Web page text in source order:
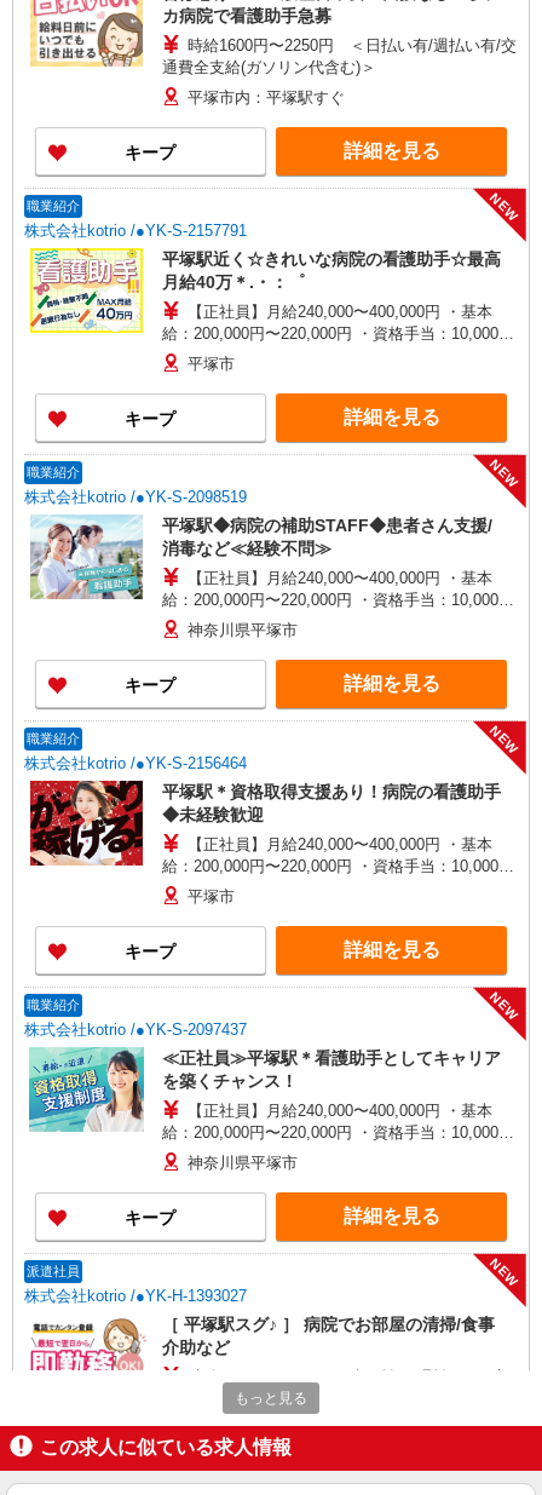
カ病院で看護助手急募
時給1600円〜2250円 ＜日払い有/週払い有/交
通費全支給(ガソリン代含む)＞
平塚市内：平塚駅すぐ
キープ 詳細を見る
職業紹介
株式会社kotrio /●YK-S-2157791
NEW
平塚駅近く☆きれいな病院の看護助手☆最高
月給40万＊.・：゜
【正社員】月給240,000〜400,000円 ・基本
給：200,000円〜220,000円 ・資格手当：10,000〜
30,000円 ・役職手当：10,000〜70,000円 ・処遇改
善手当：20,000〜60,000円（勤続年数、保有資格
により変動） ・固定残業手当：20,000円（10時
間） ※固定残業時間を超過する場合には超過勤務
手当として別途支給 ・夜勤手当：10,000円/1回
歓迎 ・認知症介護基礎研修 ・初任者研修 ・実務
者研修 ・介護福祉士 など
平塚市
キープ 詳細を見る
職業紹介
株式会社kotrio /●YK-S-2098519
NEW
平塚駅◆病院の補助STAFF◆患者さん支援/
消毒など≪経験不問≫
【正社員】月給240,000〜400,000円 ・基本
給：200,000円〜220,000円 ・資格手当：10,000〜
30,000円 ・役職手当：10,000〜70,000円 ・処遇改
善手当：20,000〜60,000円（勤続年数、保有資格
により変動） ・固定残業手当：20,000円（10時
間） ※固定残業時間を超過する場合には超過勤務
手当として別途支給 ・夜勤手当：10,000円/1回
歓迎 ・認知症介護基礎研修 ・初任者研修 ・実務
者研修 ・介護福祉士 など
神奈川県平塚市
キープ 詳細を見る
職業紹介
株式会社kotrio /●YK-S-2156464
NEW
平塚駅＊資格取得支援あり！病院の看護助手
◆未経験歓迎
【正社員】月給240,000〜400,000円 ・基本
給：200,000円〜220,000円 ・資格手当：10,000〜
30,000円 ・役職手当：10,000〜70,000円 ・処遇改
善手当：20,000〜60,000円（勤続年数、保有資格
により変動） ・固定残業手当：20,000円（10時
間） ※固定残業時間を超過する場合には超過勤務
手当として別途支給 ・夜勤手当：10,000円/1回
歓迎 ・認知症介護基礎研修 ・初任者研修 ・実務
者研修 ・介護福祉士 など
平塚市
キープ 詳細を見る
職業紹介
株式会社kotrio /●YK-S-2097437
NEW
≪正社員≫平塚駅＊看護助手としてキャリア
を築くチャンス！
【正社員】月給240,000〜400,000円 ・基本
給：200,000円〜220,000円 ・資格手当：10,000〜
30,000円 ・役職手当：10,000〜70,000円 ・処遇改
善手当：20,000〜60,000円（勤続年数、保有資格
により変動） ・固定残業手当：20,000円（10時
間） ※固定残業時間を超過する場合には超過勤務
手当として別途支給 ・夜勤手当：10,000円/1回
歓迎 ・認知症介護基礎研修 ・初任者研修 ・実務
者研修 ・介護福祉士 など
神奈川県平塚市
キープ 詳細を見る
派遣社員
株式会社kotrio /●YK-H-1393027
NEW
［ 平塚駅スグ♪ ］ 病院でお部屋の清掃/食事
介助など
通費全支給（ガソリン代含む）◆
平塚市内：平塚駅すぐ
キープ 詳細を見る
もっと見る
この求人に似ている求人情報